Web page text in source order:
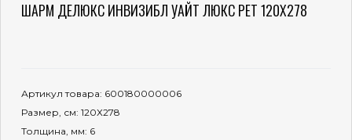
ШАРМ ДЕЛЮКС ИНВИЗИБЛ УАЙТ ЛЮКС РЕТ 120Х278
Артикул товара: 600180000006
Размер, см: 120Х278
Толщина, мм: 6